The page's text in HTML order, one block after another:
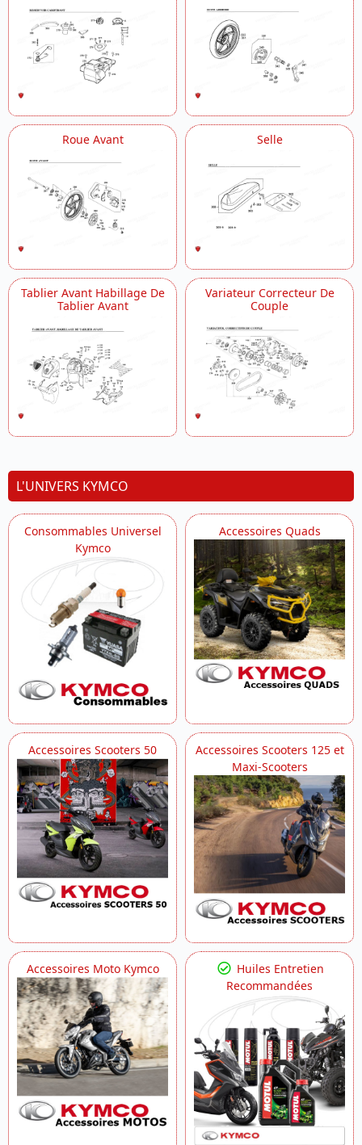
Roue Avant Selle
Tablier Avant Habillage De
Tablier Avant
Variateur Correcteur De
Couple
L'UNIVERS KYMCO
Consommables Universel
Kymco
Accessoires Quads
Accessoires Scooters 50
Accessoires Scooters 125 et
Maxi-Scooters
Accessoires Moto Kymco
Huiles Entretien
Recommandées